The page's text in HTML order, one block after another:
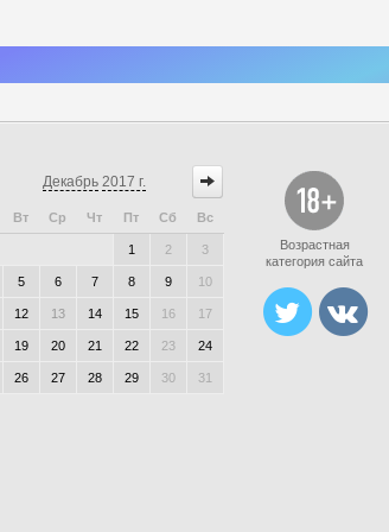
Декабрь 2017 г.
Вт Ср Чт Пт Сб Вс
1 2 3
5 6 7 8 9 10
12 13 14 15 16 17
19 20 21 22 23 24
26 27 28 29 30 31
Возрастная
категория сайта